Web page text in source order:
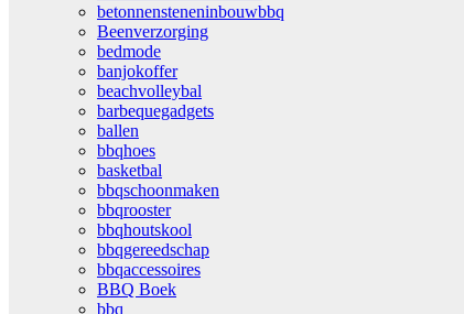
betonnensteneninbouwbbq
Beenverzorging
bedmode
banjokoffer
beachvolleybal
barbequegadgets
ballen
bbqhoes
basketbal
bbqschoonmaken
bbqrooster
bbqhoutskool
bbqgereedschap
bbqaccessoires
BBQ Boek
bbq